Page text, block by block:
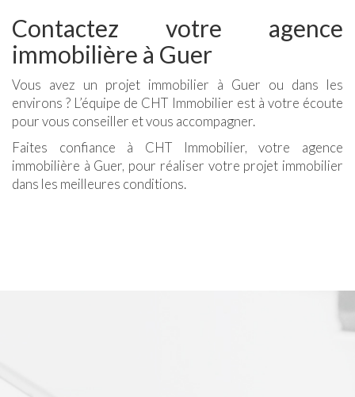
Contactez votre agence
immobilière à Guer
Vous avez un projet immobilier à Guer ou dans les
environs ? L’équipe de CHT Immobilier est à votre écoute
pour vous conseiller et vous accompagner.
Faites confiance à CHT Immobilier, votre agence
immobilière à Guer, pour réaliser votre projet immobilier
dans les meilleures conditions.